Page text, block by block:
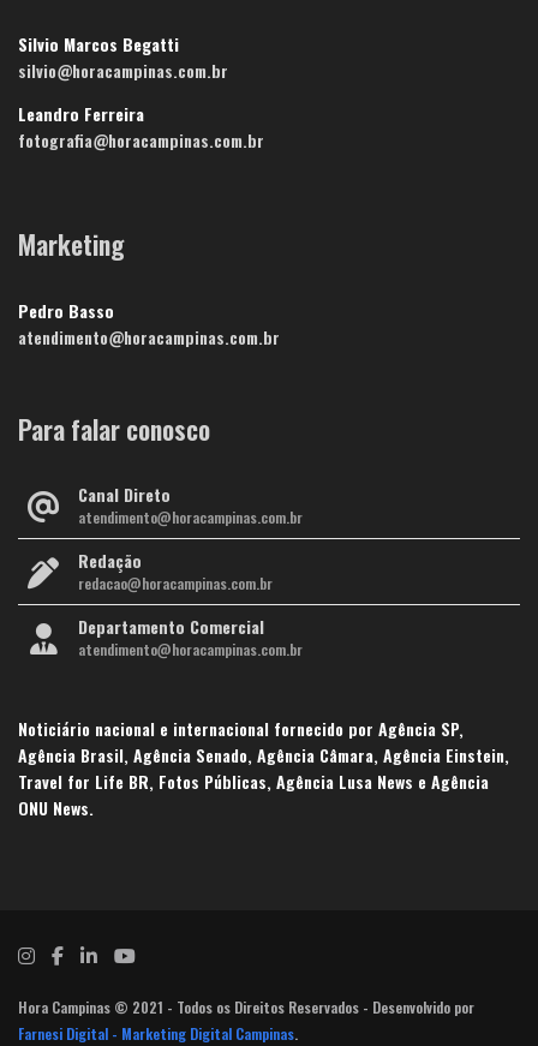
Silvio Marcos Begatti
silvio@horacampinas.com.br
Leandro Ferreira
fotografia@horacampinas.com.br
Marketing
Pedro Basso
atendimento@horacampinas.com.br
Para falar conosco
Canal Direto
atendimento@horacampinas.com.br
Redação
redacao@horacampinas.com.br
Departamento Comercial
atendimento@horacampinas.com.br
Noticiário nacional e internacional fornecido por Agência SP,
Agência Brasil, Agência Senado, Agência Câmara, Agência Einstein,
Travel for Life BR, Fotos Públicas, Agência Lusa News e Agência
ONU News.
Hora Campinas © 2021 - Todos os Direitos Reservados - Desenvolvido por
Farnesi Digital - Marketing Digital Campinas.